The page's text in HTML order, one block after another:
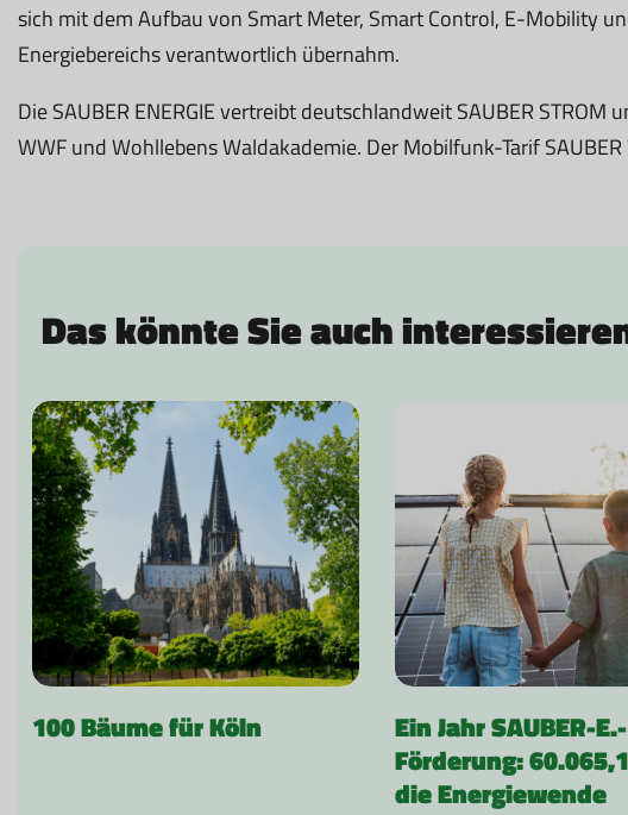
sich mit dem Aufbau von Smart Meter, Smart Control, E-Mobility
Energiebereichs verantwortlich übernahm.
Die SAUBER ENERGIE vertreibt deutschlandweit SAUBER
WWF und Wohllebens Waldakademie. Der Mobilfunk-Tarif
Das könnte Sie auch
100 Bäume für Köln
Ein Jahr SAUBER-E.-
Förderung:
die Energiewende